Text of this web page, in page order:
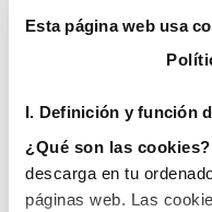
Esta página web usa
I. Definición y función
¿Qué son las cookies?
descarga en tu
páginas web. Las
Avanzar hacia
cierre el ciclo de
del proyecto
Fovasa
este proyecto se